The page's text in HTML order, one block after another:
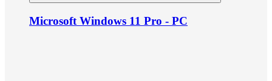
Microsoft Windows 11 Pro - PC